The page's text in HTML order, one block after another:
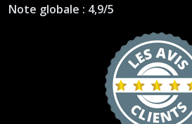
Note globale : 4,9/5